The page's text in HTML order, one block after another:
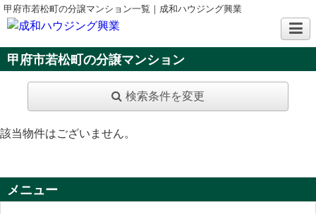
甲府市若松町の分譲マンション一覧｜成和ハウジング興業
甲府市若松町の分譲マンション
検索条件を変更
該当物件はございません。
メニュー